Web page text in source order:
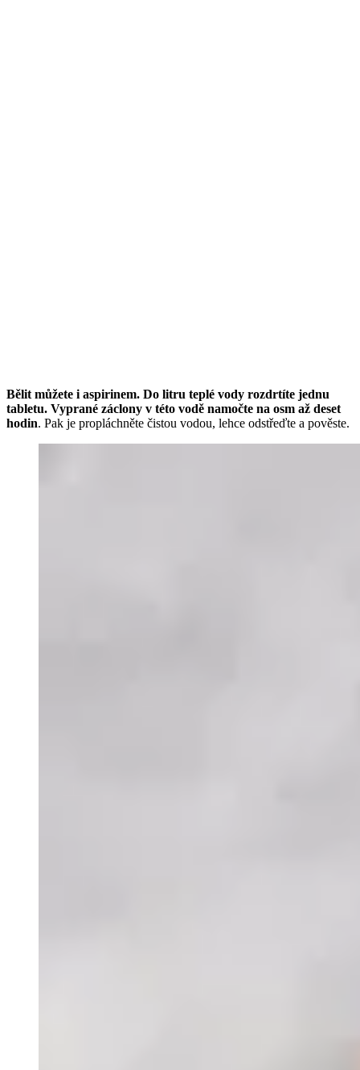
Bělit můžete i aspirinem. Do litru teplé vody rozdrtíte jednu
tabletu. Vyprané záclony v této vodě namočte na osm až deset
hodin. Pak je propláchněte čistou vodou, lehce odstřeďte a pověste.